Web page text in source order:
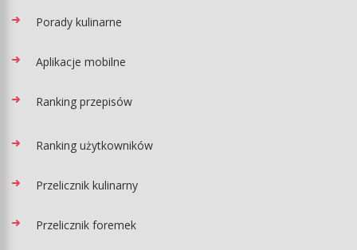
Porady kulinarne
Aplikacje mobilne
Ranking przepisów
Ranking użytkowników
Przelicznik kulinarny
Przelicznik foremek